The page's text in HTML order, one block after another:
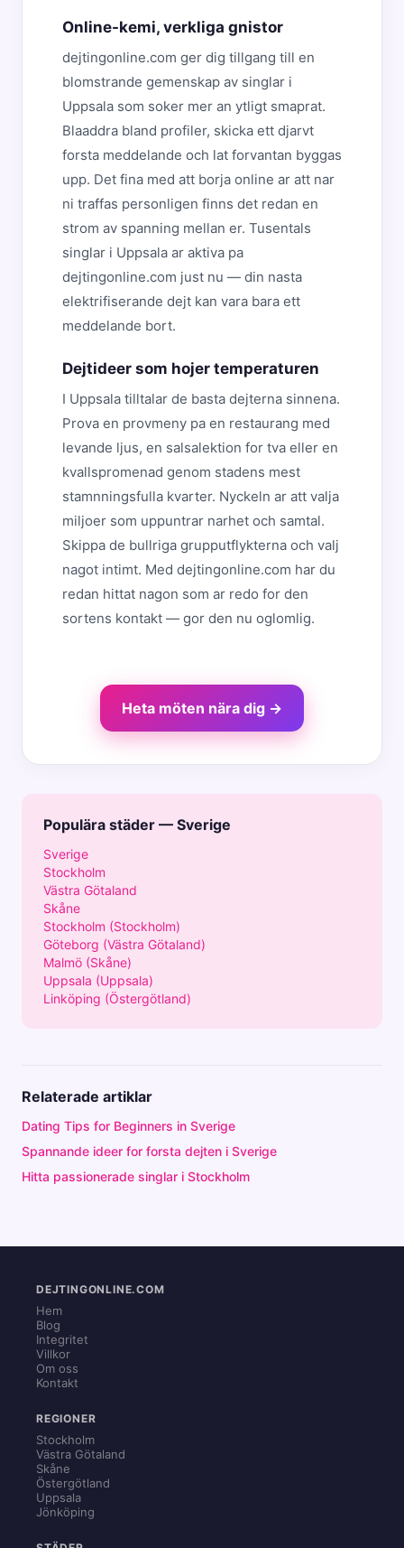
Online-kemi, verkliga gnistor
dejtingonline.com ger dig tillgang till en
blomstrande gemenskap av singlar i
Uppsala som soker mer an ytligt smaprat.
Blaaddra bland profiler, skicka ett djarvt
forsta meddelande och lat forvantan byggas
upp. Det fina med att borja online ar att nar
ni traffas personligen finns det redan en
strom av spanning mellan er. Tusentals
singlar i Uppsala ar aktiva pa
dejtingonline.com just nu — din nasta
elektrifiserande dejt kan vara bara ett
meddelande bort.
Dejtideer som hojer temperaturen
I Uppsala tilltalar de basta dejterna sinnena.
Prova en provmeny pa en restaurang med
levande ljus, en salsalektion for tva eller en
kvallspromenad genom stadens mest
stamnningsfulla kvarter. Nyckeln ar att valja
miljoer som uppuntrar narhet och samtal.
Skippa de bullriga grupputflykterna och valj
nagot intimt. Med dejtingonline.com har du
redan hittat nagon som ar redo for den
sortens kontakt — gor den nu oglomlig.
Heta möten nära dig →
Populära städer — Sverige
Sverige
Stockholm
Västra Götaland
Skåne
Stockholm (Stockholm)
Göteborg (Västra Götaland)
Malmö (Skåne)
Uppsala (Uppsala)
Linköping (Östergötland)
Relaterade artiklar
Dating Tips for Beginners in Sverige
Spannande ideer for forsta dejten i Sverige
Hitta passionerade singlar i Stockholm
DEJTINGONLINE.COM
Hem
Blog
Integritet
Villkor
Om oss
Kontakt
REGIONER
Stockholm
Västra Götaland
Skåne
Östergötland
Uppsala
Jönköping